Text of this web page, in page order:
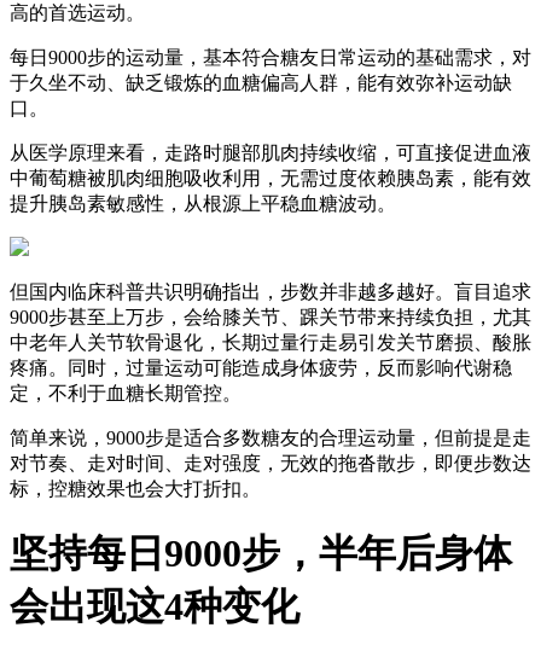
高的首选运动。
每日9000步的运动量，基本符合糖友日常运动的基础需求，对
于久坐不动、缺乏锻炼的血糖偏高人群，能有效弥补运动缺
口。
从医学原理来看，走路时腿部肌肉持续收缩，可直接促进血液
中葡萄糖被肌肉细胞吸收利用，无需过度依赖胰岛素，能有效
提升胰岛素敏感性，从根源上平稳血糖波动。
但国内临床科普共识明确指出，步数并非越多越好。盲目追求
9000步甚至上万步，会给膝关节、踝关节带来持续负担，尤其
中老年人关节软骨退化，长期过量行走易引发关节磨损、酸胀
疼痛。同时，过量运动可能造成身体疲劳，反而影响代谢稳
定，不利于血糖长期管控。
简单来说，9000步是适合多数糖友的合理运动量，但前提是走
对节奏、走对时间、走对强度，无效的拖沓散步，即便步数达
标，控糖效果也会大打折扣。
坚持每日9000步，半年后身体
会出现这4种变化